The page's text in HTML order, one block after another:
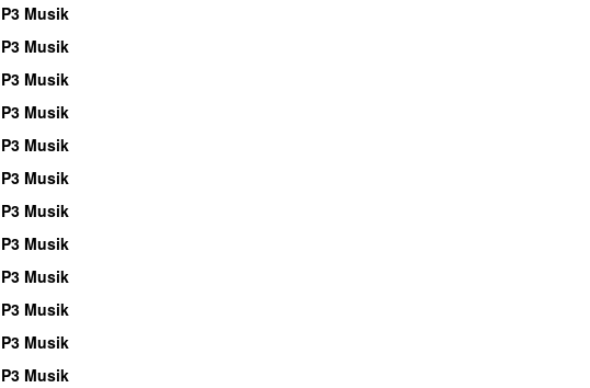
P3 Musik
P3 Musik
P3 Musik
P3 Musik
P3 Musik
P3 Musik
P3 Musik
P3 Musik
P3 Musik
P3 Musik
P3 Musik
P3 Musik